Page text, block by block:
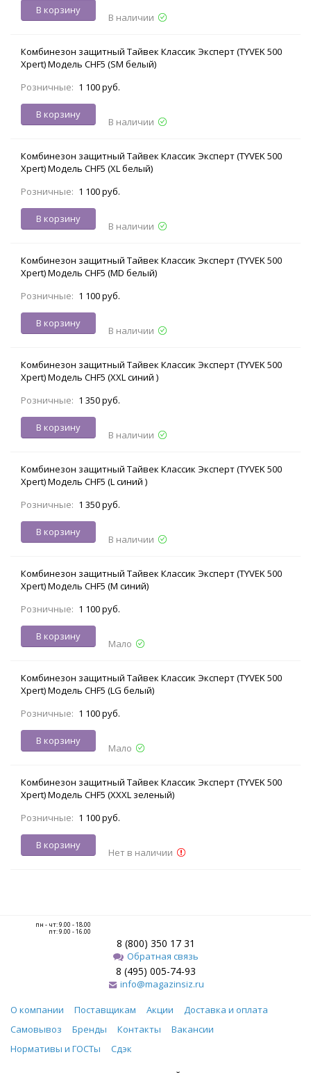
В корзину
В наличии
Комбинезон защитный Тайвек Классик Эксперт (TYVEK 500
Xpert) Модель CHF5 (SM белый)
Розничные: 1 100 руб.
В корзину
В наличии
Комбинезон защитный Тайвек Классик Эксперт (TYVEK 500
Xpert) Модель CHF5 (XL белый)
Розничные: 1 100 руб.
В корзину
В наличии
Комбинезон защитный Тайвек Классик Эксперт (TYVEK 500
Xpert) Модель CHF5 (MD белый)
Розничные: 1 100 руб.
В корзину
В наличии
Комбинезон защитный Тайвек Классик Эксперт (TYVEK 500
Xpert) Модель CHF5 (XXL синий )
Розничные: 1 350 руб.
В корзину
В наличии
Комбинезон защитный Тайвек Классик Эксперт (TYVEK 500
Xpert) Модель CHF5 (L синий )
Розничные: 1 350 руб.
В корзину
В наличии
Комбинезон защитный Тайвек Классик Эксперт (TYVEK 500
Xpert) Модель CHF5 (M синий)
Розничные: 1 100 руб.
В корзину
Мало
Комбинезон защитный Тайвек Классик Эксперт (TYVEK 500
Xpert) Модель CHF5 (LG белый)
Розничные: 1 100 руб.
В корзину
Мало
Комбинезон защитный Тайвек Классик Эксперт (TYVEK 500
Xpert) Модель CHF5 (XXXL зеленый)
Розничные: 1 100 руб.
В корзину
Нет в наличии
пн - чт: 9.00 - 18.00
пт: 9.00 - 16.00
8 (800) 350 17 31
Обратная связь
8 (495) 005-74-93
info@magazinsiz.ru
О компании Поставщикам Акции
Доставка и оплата
Самовывоз
Бренды Контакты
Вакансии
Нормативы и ГОСТы
Сдэк